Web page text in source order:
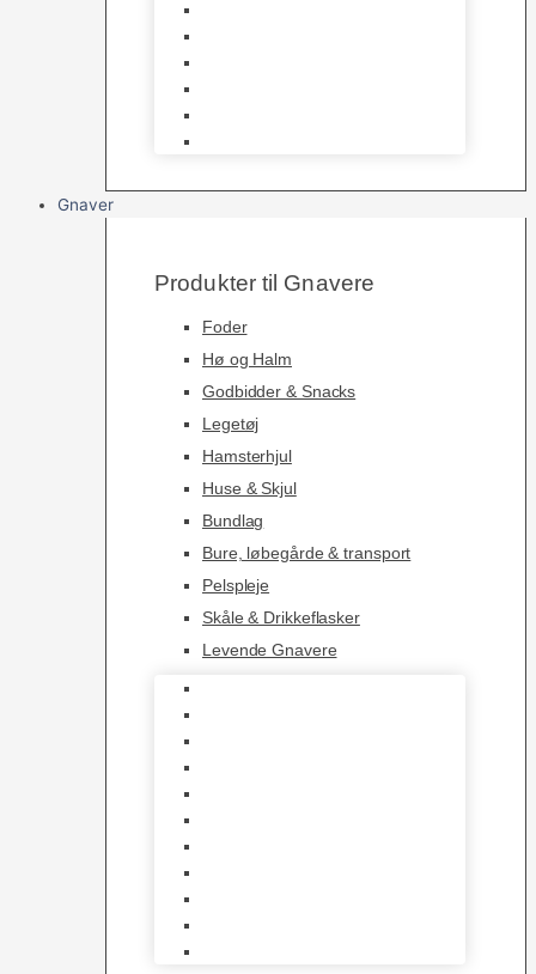
Gnaver
Produkter til Gnavere
Foder
Hø og Halm
Godbidder & Snacks
Legetøj
Hamsterhjul
Huse & Skjul
Bundlag
Bure, løbegårde & transport
Pelspleje
Skåle & Drikkeflasker
Levende Gnavere